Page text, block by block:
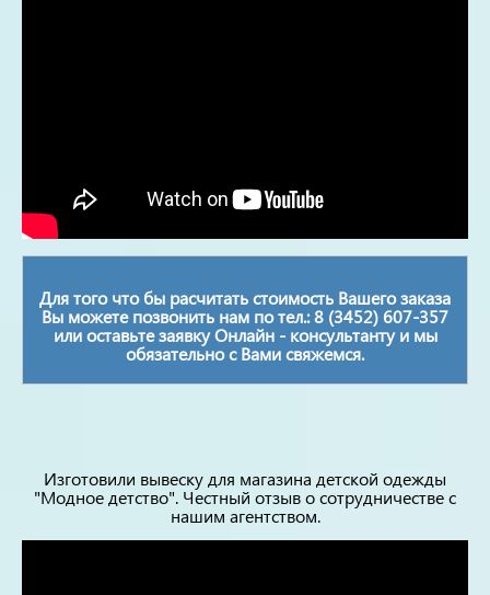
Для того что бы расчитать стоимость Вашего заказа
Вы можете позвонить нам по тел.: 8 (3452) 607-357
или оставьте заявку Онлайн - консультанту и мы
обязательно с Вами свяжемся.
Изготовили вывеску для магазина детской одежды
"Модное детство". Честный отзыв о сотрудничестве с
нашим агентством.